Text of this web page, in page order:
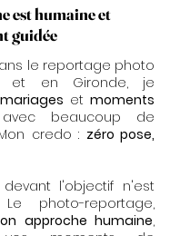
est humaine et
guidée
le reportage photo
et en Gironde, je
mariages et moments
beaucoup de
credo : zéro pose,
l'objectif n'est
photo-reportage,
approche humaine,